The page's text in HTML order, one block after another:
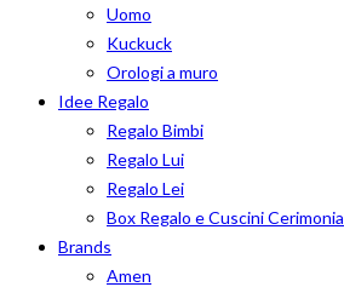
Uomo
Kuckuck
Orologi a muro
Idee Regalo
Regalo Bimbi
Regalo Lui
Regalo Lei
Box Regalo e Cuscini Cerimonia
Brands
Amen